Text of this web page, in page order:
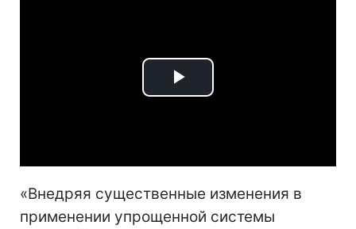
Play
«Внедряя существенные изменения в
применении упрощенной системы